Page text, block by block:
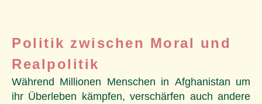
Politik zwischen Moral und
Realpolitik
Während Millionen Menschen in Afghanistan um
ihr Überleben kämpfen, verschärfen auch andere